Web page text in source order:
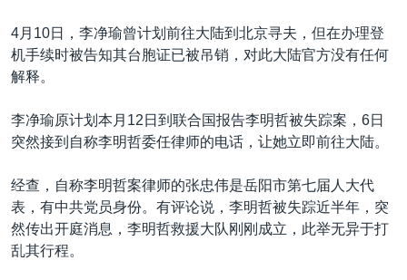
4月10日，李净瑜曾计划前往大陆到北京寻夫，但在办理登
机手续时被告知其台胞证已被吊销，对此大陆官方没有任何
解释。
李净瑜原计划本月12日到联合国报告李明哲被失踪案，6日
突然接到自称李明哲委任律师的电话，让她立即前往大陆。
经查，自称李明哲案律师的张忠伟是岳阳市第七届人大代
表，有中共党员身份。有评论说，李明哲被失踪近半年，突
然传出开庭消息，李明哲救援大队刚刚成立，此举无异于打
乱其行程。